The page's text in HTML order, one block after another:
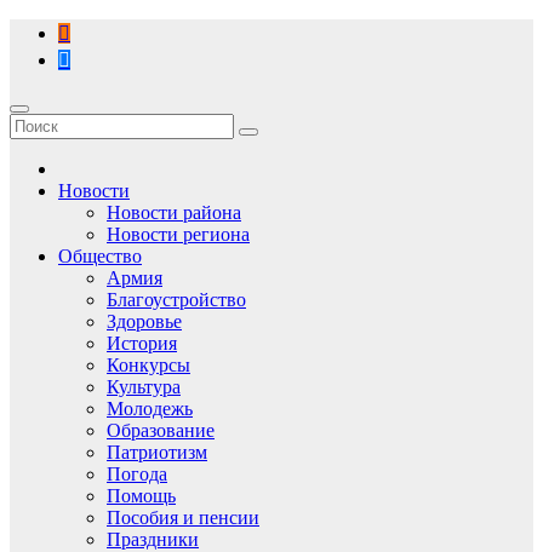
Перейти
содержимому
Новости
Новости района
Новости региона
Общество
Армия
Благоустройство
Здоровье
История
Конкурсы
Культура
Молодежь
Образование
Патриотизм
Погода
Помощь
Пособия и пенсии
Праздники